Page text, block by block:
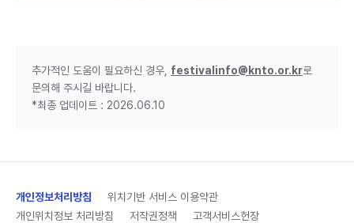
추가적인 도움이 필요하신 경우, festivalinfo@knto.or.kr로
문의해 주시길 바랍니다.
*최종 업데이트 : 2026.06.10
개인정보처리방침
위치기반 서비스 이용약관
개인위치정보 처리방침
저작권정책 고객서비스헌장